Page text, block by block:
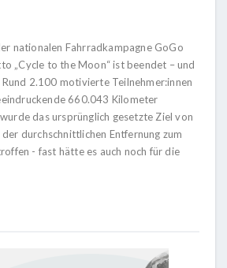
nationalen Fahrradkampagne GoGo
„Cycle to the Moon“ ist beendet – und
2.100 motivierte Teilnehmer:innen
660.043 Kilometer
das ursprünglich gesetzte Ziel von
durchschnittlichen Entfernung zum
- fast hätte es auch noch für die